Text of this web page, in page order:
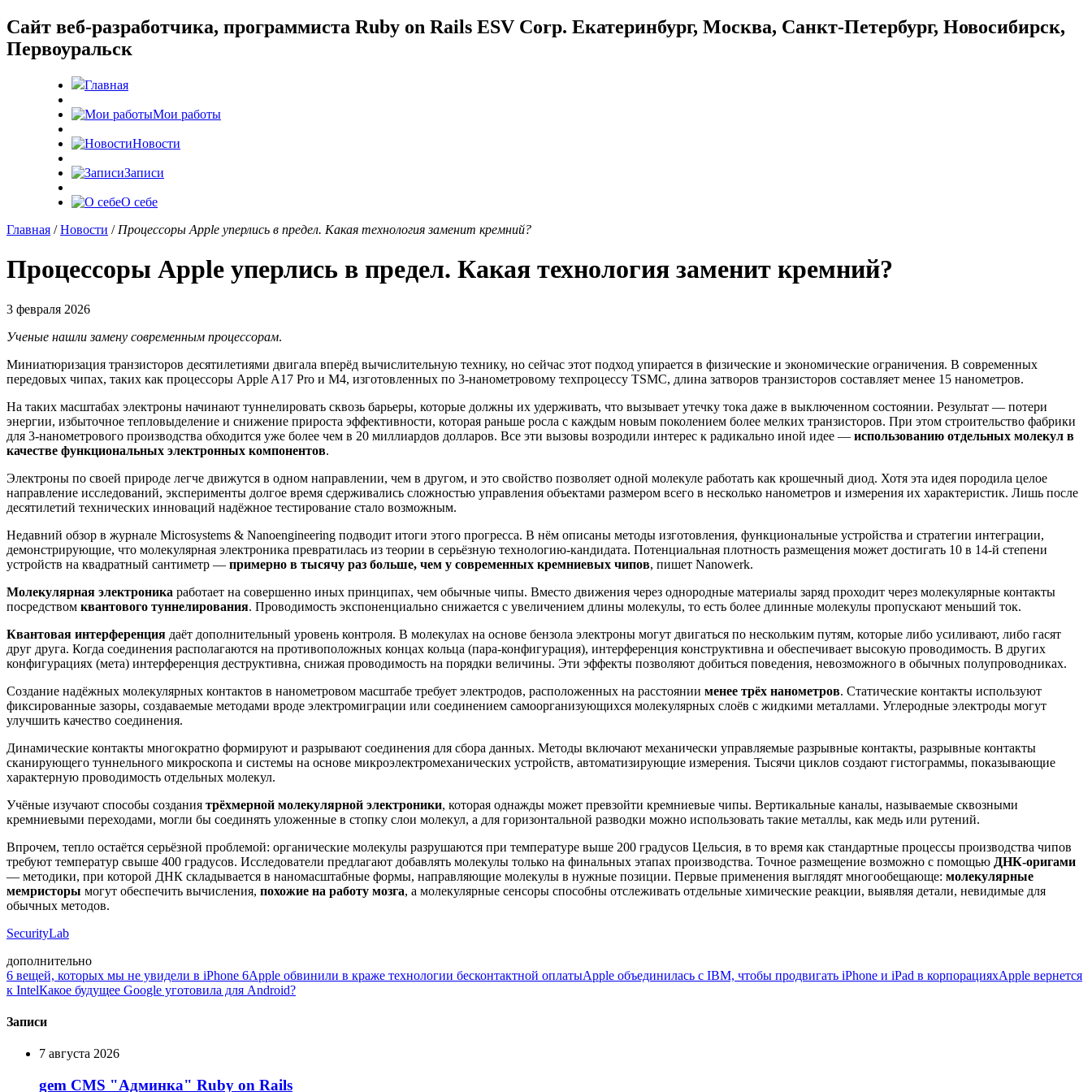
Cайт веб-разработчика, программиста Ruby on Rails ESV Corp. Екатеринбург, Москва, Санкт-Петербург, Новосибирск,
Первоуральск
Главная
Мои работы
Новости
Записи
О себе
Главная /Новости / Процессоры Apple уперлись в предел. Какая технология заменит кремний?
Процессоры Apple уперлись в предел. Какая технология заменит кремний?
3 февраля 2026
Ученые нашли замену современным процессорам.
Миниатюризация транзисторов десятилетиями двигала вперёд вычислительную технику, но сейчас этот подход упирается в физические и экономические ограничения. В современных
передовых чипах, таких как процессоры Apple A17 Pro и M4, изготовленных по 3-нанометровому техпроцессу TSMC, длина затворов транзисторов составляет менее 15 нанометров.
На таких масштабах электроны начинают туннелировать сквозь барьеры, которые должны их удерживать, что вызывает утечку тока даже в выключенном состоянии. Результат — потери
энергии, избыточное тепловыделение и снижение прироста эффективности, которая раньше росла с каждым новым поколением более мелких транзисторов. При этом строительство фабрики
для 3-нанометрового производства обходится уже более чем в 20 миллиардов долларов. Все эти вызовы возродили интерес к радикально иной идее — использованию отдельных молекул в
качестве функциональных электронных компонентов.
Электроны по своей природе легче движутся в одном направлении, чем в другом, и это свойство позволяет одной молекуле работать как крошечный диод. Хотя эта идея породила целое
направление исследований, эксперименты долгое время сдерживались сложностью управления объектами размером всего в несколько нанометров и измерения их характеристик. Лишь после
десятилетий технических инноваций надёжное тестирование стало возможным.
Недавний обзор в журнале Microsystems & Nanoengineering подводит итоги этого прогресса. В нём описаны методы изготовления, функциональные устройства и стратегии интеграции,
демонстрирующие, что молекулярная электроника превратилась из теории в серьёзную технологию-кандидата. Потенциальная плотность размещения может достигать 10 в 14-й степени
устройств на квадратный сантиметр — примерно в тысячу раз больше, чем у современных кремниевых чипов, пишет Nanowerk.
Молекулярная электроника работает на совершенно иных принципах, чем обычные чипы. Вместо движения через однородные материалы заряд проходит через молекулярные контакты
посредством квантового туннелирования. Проводимость экспоненциально снижается с увеличением длины молекулы, то есть более длинные молекулы пропускают меньший ток.
Квантовая интерференция даёт дополнительный уровень контроля. В молекулах на основе бензола электроны могут двигаться по нескольким путям, которые либо усиливают, либо гасят
друг друга. Когда соединения располагаются на противоположных концах кольца (пара-конфигурация), интерференция конструктивна и обеспечивает высокую проводимость. В других
конфигурациях (мета) интерференция деструктивна, снижая проводимость на порядки величины. Эти эффекты позволяют добиться поведения, невозможного в обычных полупроводниках.
Создание надёжных молекулярных контактов в нанометровом масштабе требует электродов, расположенных на расстоянии менее трёх нанометров. Статические контакты используют
фиксированные зазоры, создаваемые методами вроде электромиграции или соединением самоорганизующихся молекулярных слоёв с жидкими металлами. Углеродные электроды могут
улучшить качество соединения.
Динамические контакты многократно формируют и разрывают соединения для сбора данных. Методы включают механически управляемые разрывные контакты, разрывные контакты
сканирующего туннельного микроскопа и системы на основе микроэлектромеханических устройств, автоматизирующие измерения. Тысячи циклов создают гистограммы, показывающие
характерную проводимость отдельных молекул.
Учёные изучают способы создания трёхмерной молекулярной электроники, которая однажды может превзойти кремниевые чипы. Вертикальные каналы, называемые сквозными
кремниевыми переходами, могли бы соединять уложенные в стопку слои молекул, а для горизонтальной разводки можно использовать такие металлы, как медь или рутений.
Впрочем, тепло остаётся серьёзной проблемой: органические молекулы разрушаются при температуре выше 200 градусов Цельсия, в то время как стандартные процессы производства чипов
требуют температур свыше 400 градусов. Исследователи предлагают добавлять молекулы только на финальных этапах производства. Точное размещение возможно с помощью ДНК-оригами
— методики, при которой ДНК складывается в наномасштабные формы, направляющие молекулы в нужные позиции. Первые применения выглядят многообещающе: молекулярные
мемристоры могут обеспечить вычисления, похожие на работу мозга, а молекулярные сенсоры способны отслеживать отдельные химические реакции, выявляя детали, невидимые для
обычных методов.
SecurityLab
дополнительно
6 вещей, которых мы не увидели в iPhone 6Apple обвинили в краже технологии бесконтактной оплатыApple объединилась с IBM, чтобы продвигать iPhone и iPad в корпорацияхApple вернется
к IntelКакое будущее Google уготовила для Android?
Записи
7 августа 2026
gem CMS "Админка" Ruby on Rails